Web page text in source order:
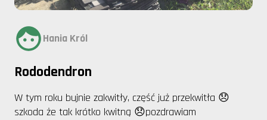
Hania Król
Rododendron
W tym roku bujnie zakwitły, część już przekwitła 😞
szkoda że tak krótko kwitną 😞pozdrawiam